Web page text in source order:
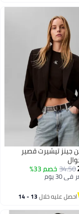
جينز تيشيرت قصير
34.50خصم 33%
30 يوم
30 يوم
احصل عليه خلال 13 - 14